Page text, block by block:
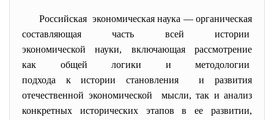
Российская экономическая наука — органическая
составляющая часть всей истории
экономической науки, включающая рассмотрение
как общей логики и методологии
подхода к истории становления и развития
отечественной экономической мысли, так и анализ
конкретных исторических этапов в ее развитии,